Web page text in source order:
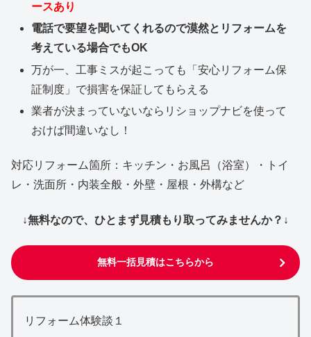
ースあり
電話で要望を聞いてくれるので漠然とリフォームを
考えている場合でもOK
万が一、工事ミスが起こっても「安心リフォーム保
証制度」で損害を保証してもらえる
業者が決まっていないならリショップナビを使って
おけば間違いなし！
対応リフォーム箇所：キッチン・お風呂（浴室）・トイ
レ・洗面所・内装全般・外壁・屋根・外構など
↓無料なので、ひとまず見積もり取ってみませんか？↓
無料一括見積はこちらから
リフォーム体験談１